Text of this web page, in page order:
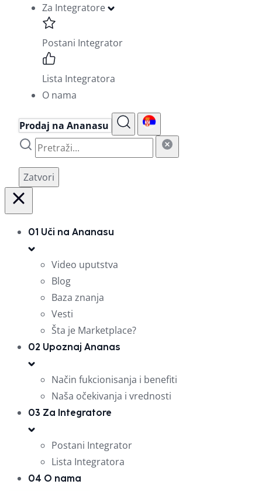
Za Integratore
Postani Integrator
Lista Integratora
O nama
Prodaj na Ananasu
Zatvori
01 Uči na Ananasu
Video uputstva
Blog
Baza znanja
Vesti
Šta je Marketplace?
02 Upoznaj Ananas
Način fukcionisanja i benefiti
Naša očekivanja i vrednosti
03 Za Integratore
Postani Integrator
Lista Integratora
04 O nama